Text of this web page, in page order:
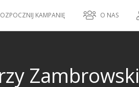
KAMPANIĘ O NAS
Zambrowski